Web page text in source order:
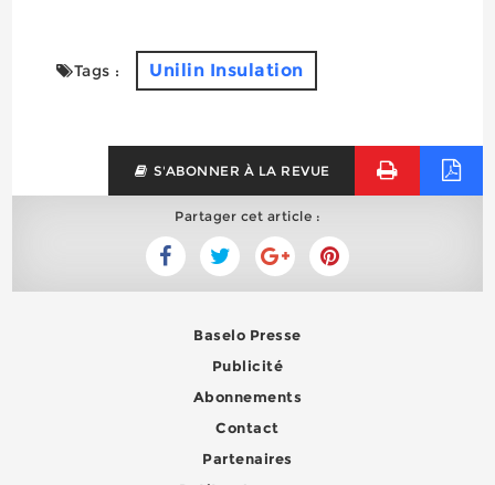
Tags : Unilin Insulation
S'ABONNER À LA REVUE
Partager cet article :
Baselo Presse
Publicité
Abonnements
Contact
Partenaires